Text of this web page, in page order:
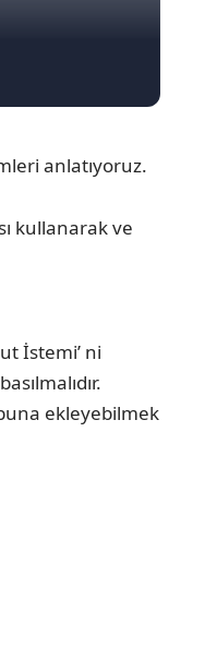
anlatıyoruz.
kullanarak ve
İstemi’ ni
ekleyebilmek